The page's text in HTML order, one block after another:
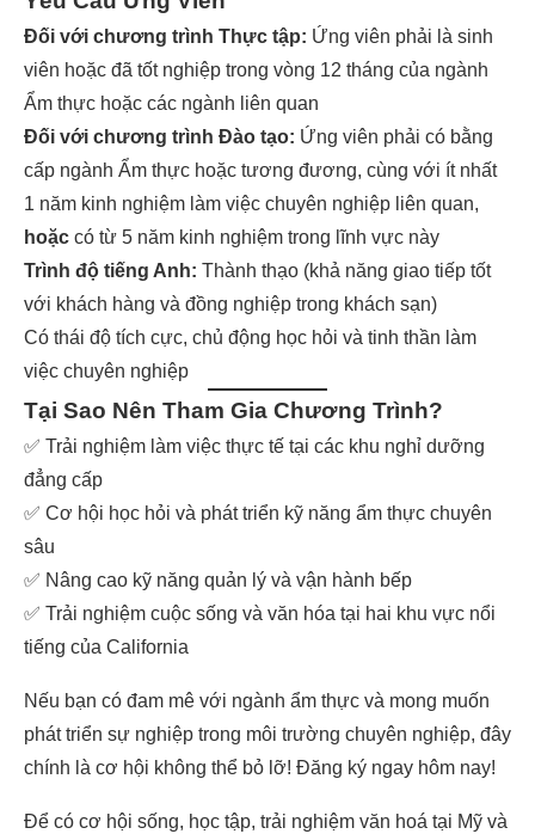
Đối với chương trình Thực tập: Ứng viên phải là sinh
viên hoặc đã tốt nghiệp trong vòng 12 tháng của ngành
Ẩm thực hoặc các ngành liên quan
Đối với chương trình Đào tạo: Ứng viên phải có bằng
cấp ngành Ẩm thực hoặc tương đương, cùng với ít nhất
1 năm kinh nghiệm làm việc chuyên nghiệp liên quan,
hoặc có từ 5 năm kinh nghiệm trong lĩnh vực này
Trình độ tiếng Anh: Thành thạo (khả năng giao tiếp tốt
với khách hàng và đồng nghiệp trong khách sạn)
Có thái độ tích cực, chủ động học hỏi và tinh thần làm
việc chuyên nghiệp
Tại Sao Nên Tham Gia Chương Trình?
✅ Trải nghiệm làm việc thực tế tại các khu nghỉ dưỡng
đẳng cấp
✅ Cơ hội học hỏi và phát triển kỹ năng ẩm thực chuyên
sâu
✅ Nâng cao kỹ năng quản lý và vận hành bếp
✅ Trải nghiệm cuộc sống và văn hóa tại hai khu vực nổi
tiếng của California
Nếu bạn có đam mê với ngành ẩm thực và mong muốn
phát triển sự nghiệp trong môi trường chuyên nghiệp, đây
chính là cơ hội không thể bỏ lỡ! Đăng ký ngay hôm nay!
Để có cơ hội sống, học tập, trải nghiệm văn hoá tại Mỹ và